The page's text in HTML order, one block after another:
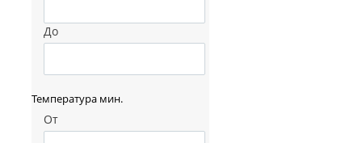
До
Температура мин.
От